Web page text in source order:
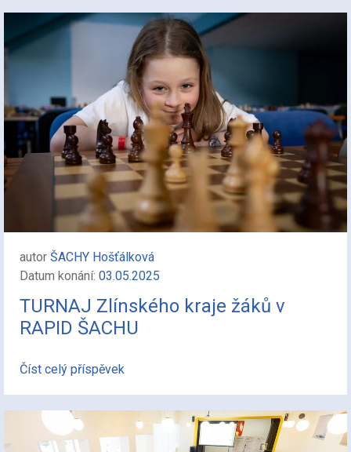
autor ŠACHY Hošťálková
Datum konání: 03.05.2025
TURNAJ Zlínského kraje žáků v
RAPID ŠACHU
Číst celý příspěvek